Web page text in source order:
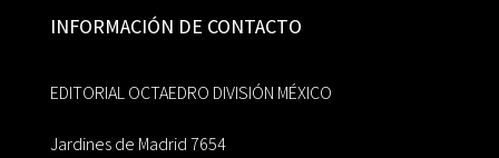
INFORMACIÓN DE CONTACTO
EDITORIAL OCTAEDRO DIVISIÓN MÉXICO
Jardines de Madrid 7654